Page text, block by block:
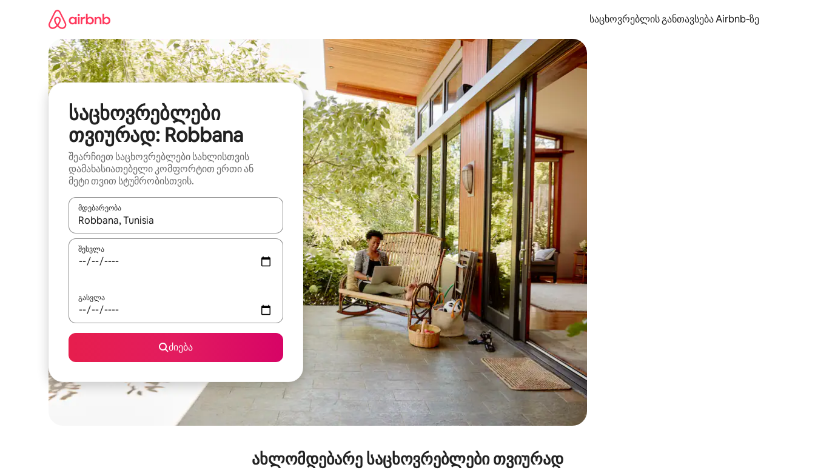
საცხოვრებლის განთავსება Airbnb‑ზე
საცხოვრებლები
თვიურად: Robbana
შეარჩიეთ საცხოვრებლები სახლისთვის
დამახასიათებელი კომფორტით ერთი ან
მეტი თვით სტუმრობისთვის.
მდებარეობა
როცა შედეგები ხელმისაწვდომი გახდება, ნავიგაციისთვის გამოიყენეთ კლავიშები ზემოთ/ქვემოთ მიმართული ისრებით ან შეხებისა თუ თითის გასმის ჟესტები.
შესვლა
გასვლა
ძიება
ახლომდებარე საცხოვრებლები თვიურად